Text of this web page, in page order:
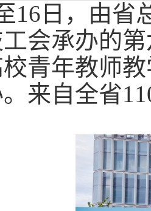
16 日，由省
会承办的
青年教师
来自全省